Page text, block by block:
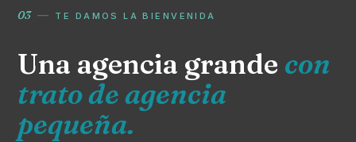
03— TE DAMOS LA BIENVENIDA
Una agencia grande con
trato de agencia
pequeña.